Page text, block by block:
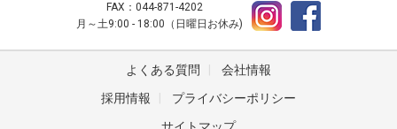
FAX：044-871-4202
月～土9:00 - 18:00（日曜日お休み)
よくある質問
会社情報
採用情報
プライバシーポリシー